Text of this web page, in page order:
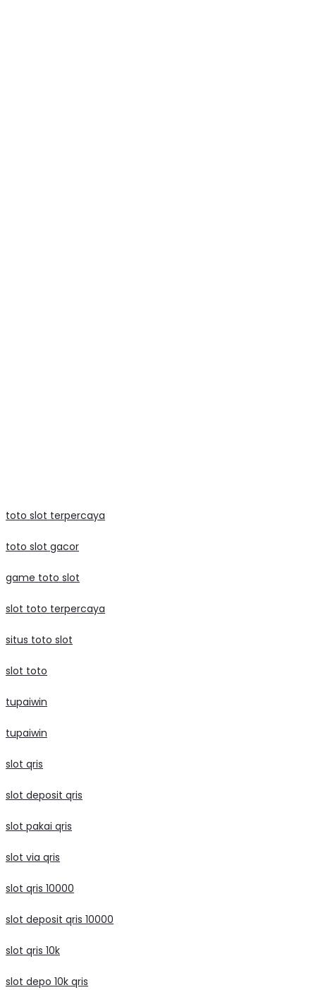
toto slot terpercaya
toto slot gacor
game toto slot
slot toto terpercaya
situs toto slot
slot toto
tupaiwin
tupaiwin
slot qris
slot deposit qris
slot pakai qris
slot via qris
slot qris 10000
slot deposit qris 10000
slot qris 10k
slot depo 10k qris